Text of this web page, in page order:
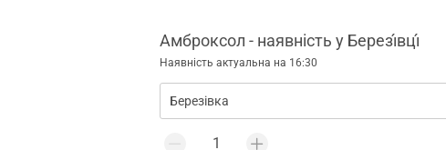
Амброксол - наявність у Березі́вці́
Наявність актуальна на 16:30